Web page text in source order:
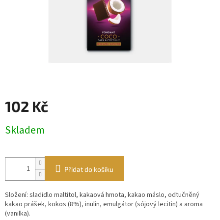
102 Kč
cena:
Skladem
Přidat do košíku
Složení: sladidlo maltitol, kakaová hmota, kakao máslo, odtučněný
kakao prášek, kokos (8%), inulin, emulgátor (sójový lecitin) a aroma
(vanilka).